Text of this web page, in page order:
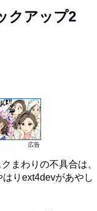
クアップ2
広告
まわりの不具合は、
りext4devがあやし